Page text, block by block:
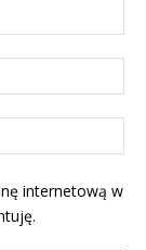
internetową w